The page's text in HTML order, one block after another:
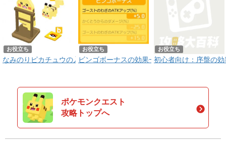
お役立ち
なみのりピカチュウの入手方法と能力評価！進化でライチュウにも 【
お役立ち
ビンゴボーナスの効果一覧！個体仕様や厳選
お役立ち
初心者向け：序盤の
ポケモンクエスト
攻略トップへ